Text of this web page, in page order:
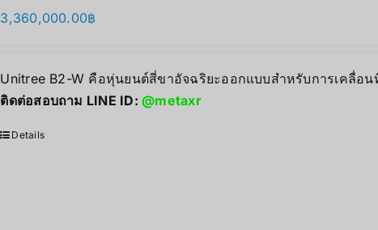
3,360,000.00฿
Unitree B2-W คือหุ่นยนต์สี่ขาอัจฉริยะออกแบบสำหรับการเคลื่อ
ติดต่อสอบถาม LINE ID:@metaxr
Details